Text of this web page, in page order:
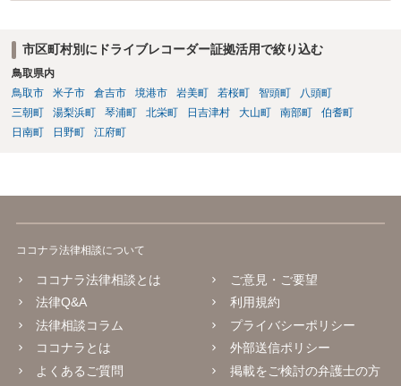
市区町村別にドライブレコーダー証拠活用で絞り込む
鳥取県内
鳥取市
米子市 倉吉市 境港市 岩美町 若桜町 智頭町
八頭町
三朝町
湯梨浜町 琴浦町 北栄町 日吉津村 大山町 南部町
伯耆町
日南町
日野町 江府町
ココナラ法律相談について
ココナラ法律相談とは
法律Q&A
法律相談コラム
ココナラとは
よくあるご質問
ご意見・ご要望
利用規約
プライバシーポリシー
外部送信ポリシー
掲載をご検討の弁護士の方